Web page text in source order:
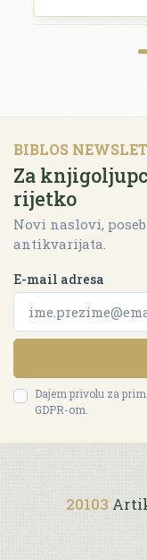
BIBLOS
Za
rijetko
Novi naslovi,
antikvarijata.
E-mail adresa
Dajem privolu za
GDPR-om.
20103